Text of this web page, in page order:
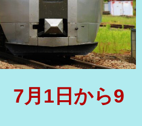
7月1日から9